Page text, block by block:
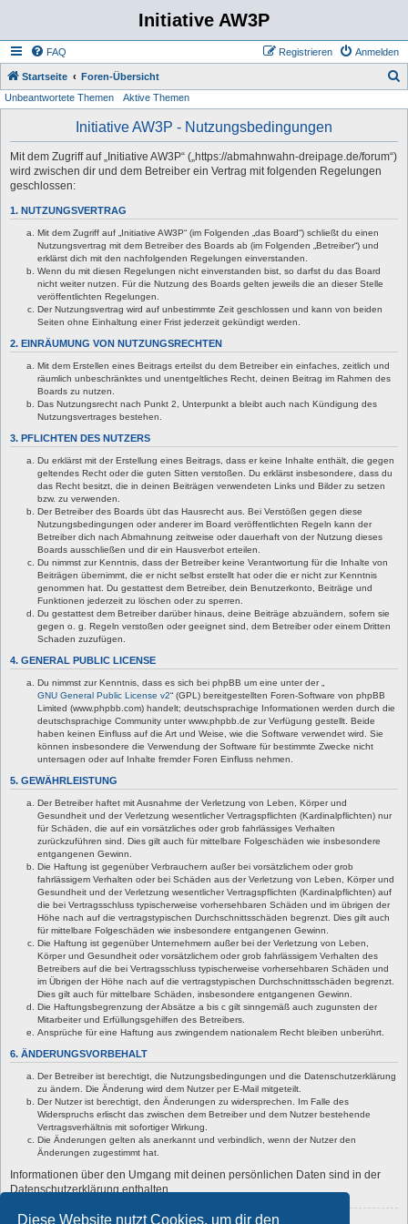
Diese Website nutzt Cookies, um dir den
Initiative AW3P
FAQ Anmelden
Registrieren
Startseite Foren-Übersicht
Unbeantwortete Themen Aktive Themen
Initiative AW3P - Nutzungsbedingungen
Mit dem Zugriff auf „Initiative AW3P“ („https://abmahnwahn-dreipage.de/forum“)
wird zwischen dir und dem Betreiber ein Vertrag mit folgenden Regelungen
geschlossen:
1. NUTZUNGSVERTRAG
Mit dem Zugriff auf „Initiative AW3P“ (im Folgenden „das Board“) schließt du einen
Nutzungsvertrag mit dem Betreiber des Boards ab (im Folgenden „Betreiber“) und
erklärst dich mit den nachfolgenden Regelungen einverstanden.
Wenn du mit diesen Regelungen nicht einverstanden bist, so darfst du das Board
nicht weiter nutzen. Für die Nutzung des Boards gelten jeweils die an dieser Stelle
veröffentlichten Regelungen.
Der Nutzungsvertrag wird auf unbestimmte Zeit geschlossen und kann von beiden
Seiten ohne Einhaltung einer Frist jederzeit gekündigt werden.
2. EINRÄUMUNG VON NUTZUNGSRECHTEN
Mit dem Erstellen eines Beitrags erteilst du dem Betreiber ein einfaches, zeitlich und
räumlich unbeschränktes und unentgeltliches Recht, deinen Beitrag im Rahmen des
Boards zu nutzen.
Das Nutzungsrecht nach Punkt 2, Unterpunkt a bleibt auch nach Kündigung des
Nutzungsvertrages bestehen.
3. PFLICHTEN DES NUTZERS
Du erklärst mit der Erstellung eines Beitrags, dass er keine Inhalte enthält, die gegen
geltendes Recht oder die guten Sitten verstoßen. Du erklärst insbesondere, dass du
das Recht besitzt, die in deinen Beiträgen verwendeten Links und Bilder zu setzen
bzw. zu verwenden.
Der Betreiber des Boards übt das Hausrecht aus. Bei Verstößen gegen diese
Nutzungsbedingungen oder anderer im Board veröffentlichten Regeln kann der
Betreiber dich nach Abmahnung zeitweise oder dauerhaft von der Nutzung dieses
Boards ausschließen und dir ein Hausverbot erteilen.
Du nimmst zur Kenntnis, dass der Betreiber keine Verantwortung für die Inhalte von
Beiträgen übernimmt, die er nicht selbst erstellt hat oder die er nicht zur Kenntnis
genommen hat. Du gestattest dem Betreiber, dein Benutzerkonto, Beiträge und
Funktionen jederzeit zu löschen oder zu sperren.
Du gestattest dem Betreiber darüber hinaus, deine Beiträge abzuändern, sofern sie
gegen o. g. Regeln verstoßen oder geeignet sind, dem Betreiber oder einem Dritten
Schaden zuzufügen.
4. GENERAL PUBLIC LICENSE
Du nimmst zur Kenntnis, dass es sich bei phpBB um eine unter der „
GNU General Public License v2“ (GPL) bereitgestellten Foren-Software von phpBB
Limited (www.phpbb.com) handelt; deutschsprachige Informationen werden durch die
deutschsprachige Community unter www.phpbb.de zur Verfügung gestellt. Beide
haben keinen Einfluss auf die Art und Weise, wie die Software verwendet wird. Sie
können insbesondere die Verwendung der Software für bestimmte Zwecke nicht
untersagen oder auf Inhalte fremder Foren Einfluss nehmen.
5. GEWÄHRLEISTUNG
Der Betreiber haftet mit Ausnahme der Verletzung von Leben, Körper und
Gesundheit und der Verletzung wesentlicher Vertragspflichten (Kardinalpflichten) nur
für Schäden, die auf ein vorsätzliches oder grob fahrlässiges Verhalten
zurückzuführen sind. Dies gilt auch für mittelbare Folgeschäden wie insbesondere
entgangenen Gewinn.
Die Haftung ist gegenüber Verbrauchern außer bei vorsätzlichem oder grob
fahrlässigem Verhalten oder bei Schäden aus der Verletzung von Leben, Körper und
Gesundheit und der Verletzung wesentlicher Vertragspflichten (Kardinalpflichten) auf
die bei Vertragsschluss typischerweise vorhersehbaren Schäden und im übrigen der
Höhe nach auf die vertragstypischen Durchschnittsschäden begrenzt. Dies gilt auch
für mittelbare Folgeschäden wie insbesondere entgangenen Gewinn.
Die Haftung ist gegenüber Unternehmern außer bei der Verletzung von Leben,
Körper und Gesundheit oder vorsätzlichem oder grob fahrlässigem Verhalten des
Betreibers auf die bei Vertragsschluss typischerweise vorhersehbaren Schäden und
im Übrigen der Höhe nach auf die vertragstypischen Durchschnittsschäden begrenzt.
Dies gilt auch für mittelbare Schäden, insbesondere entgangenen Gewinn.
Die Haftungsbegrenzung der Absätze a bis c gilt sinngemäß auch zugunsten der
Mitarbeiter und Erfüllungsgehilfen des Betreibers.
Ansprüche für eine Haftung aus zwingendem nationalem Recht bleiben unberührt.
6. ÄNDERUNGSVORBEHALT
Der Betreiber ist berechtigt, die Nutzungsbedingungen und die Datenschutzerklärung
zu ändern. Die Änderung wird dem Nutzer per E-Mail mitgeteilt.
Der Nutzer ist berechtigt, den Änderungen zu widersprechen. Im Falle des
Widerspruchs erlischt das zwischen dem Betreiber und dem Nutzer bestehende
Vertragsverhältnis mit sofortiger Wirkung.
Die Änderungen gelten als anerkannt und verbindlich, wenn der Nutzer den
Änderungen zugestimmt hat.
Informationen über den Umgang mit deinen persönlichen Daten sind in der
Datenschutzerklärung enthalten.